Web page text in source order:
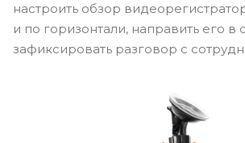
настроить обзор
и по горизонтали, направить его в
зафиксировать разговор с